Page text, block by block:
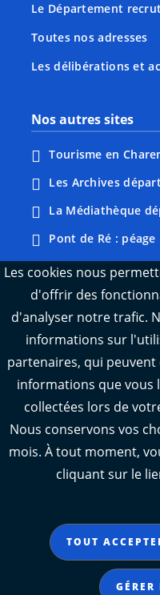
Le Département
Toutes nos adresses
Les délibérations et
Nos autres sites
Tourisme en
Les Archives
La Médiathèque
Pont de Ré : péage
Webcams : Ré info
Webcams : Oléron
Manger 17
L'Observatoire
Maritime
Accessibilité :
Données
Les cookies nous
d'offrir des
d'analyser notre trafic.
informations sur
partenaires, qui
informations que vous
collectées lors de
Nous conservons vos
mois. À tout moment,
cliquant sur le
TOUT